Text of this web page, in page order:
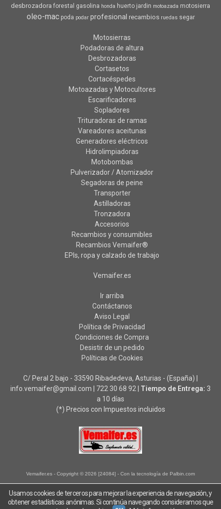
desbrozadora forestal gasolina honda huerto jardin motoazada motosierra
oleo-mac poda podar profesional recambios ruedas segar
Motosierras
Podadoras de altura
Desbrozadoras
Cortasetos
Cortacéspedes
Motoazadas y Motocultores
Escarificadores
Sopladores
Trituradoras de ramas
Vareadores aceitunas
Generadores eléctricos
Hidrolimpiadoras
Motobombas
Pulverizador / Atomizador
Segadoras de peine
Transporter
Astilladoras
Tronzadora
Accesorios
Recambios y consumibles
Recambios Vemaifer®
EPIs, ropa y calzado de trabajo
Vemaifer.es
Ir arriba
Contáctanos
Aviso Legal
Política de Privacidad
Condiciones de Compra
Desistir de un pedido
Políticas de Cookies
C/ Peral 2 bajo - 33590 Ribadedeva, Asturias - (España) |
info.vemaifer@gmail.com | 722 30 68 92 | Tiempo de Entrega: 3
a 10 días
(*) Precios con Impuestos incluidos
Vemaifer.es - Copyright © 2026 [24084] - Con la tecnología de Palbin.com
Usamos cookies de terceros para mejorar la experiencia de navegación, y
obtener estadísticas anónimas. Si continúa navegando consideramos que